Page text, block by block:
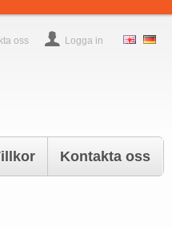
Logga in
oss
Kontakta oss